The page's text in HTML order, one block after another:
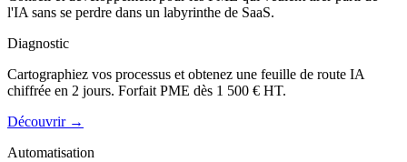
l'IA sans se perdre dans un labyrinthe de SaaS.
Diagnostic
Cartographiez vos processus et obtenez une feuille de route IA
chiffrée en 2 jours. Forfait PME dès 1 500 € HT.
Découvrir →
Automatisation